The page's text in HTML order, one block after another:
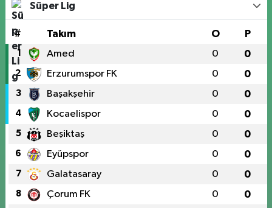
Süper Lig
# Takım O P
1 Amed 0 0
2 Erzurumspor FK 0 0
3 Başakşehir 0 0
4 Kocaelispor 0 0
5 Beşiktaş 0 0
6 Eyüpspor 0 0
7 Galatasaray 0 0
8 Çorum FK 0 0